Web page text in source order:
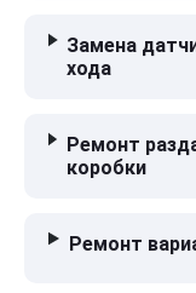
Замена
хода
Ремонт
коробки
Ремонт